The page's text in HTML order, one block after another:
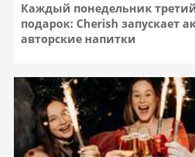
Каждый понедельник
подарок: Cherish запускает
авторские напитки